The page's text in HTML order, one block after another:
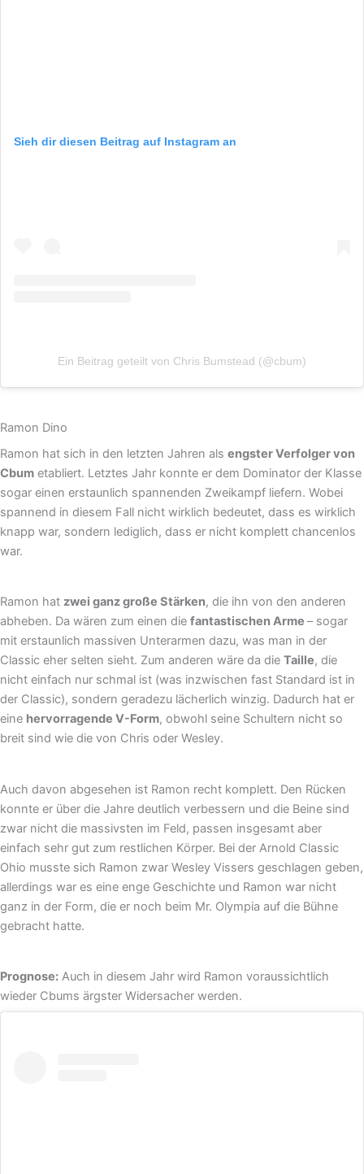
Sieh dir diesen Beitrag auf Instagram an
Ein Beitrag geteilt von Chris Bumstead (@cbum)
Ramon Dino
Ramon hat sich in den letzten Jahren als engster Verfolger von
Cbum etabliert. Letztes Jahr konnte er dem Dominator der Klasse
sogar einen erstaunlich spannenden Zweikampf liefern. Wobei
spannend in diesem Fall nicht wirklich bedeutet, dass es wirklich
knapp war, sondern lediglich, dass er nicht komplett chancenlos
war.
Ramon hat zwei ganz große Stärken, die ihn von den anderen
abheben. Da wären zum einen die fantastischen Arme – sogar
mit erstaunlich massiven Unterarmen dazu, was man in der
Classic eher selten sieht. Zum anderen wäre da die Taille, die
nicht einfach nur schmal ist (was inzwischen fast Standard ist in
der Classic), sondern geradezu lächerlich winzig. Dadurch hat er
eine hervorragende V-Form, obwohl seine Schultern nicht so
breit sind wie die von Chris oder Wesley.
Auch davon abgesehen ist Ramon recht komplett. Den Rücken
konnte er über die Jahre deutlich verbessern und die Beine sind
zwar nicht die massivsten im Feld, passen insgesamt aber
einfach sehr gut zum restlichen Körper. Bei der Arnold Classic
Ohio musste sich Ramon zwar Wesley Vissers geschlagen geben,
allerdings war es eine enge Geschichte und Ramon war nicht
ganz in der Form, die er noch beim Mr. Olympia auf die Bühne
gebracht hatte.
Prognose: Auch in diesem Jahr wird Ramon voraussichtlich
wieder Cbums ärgster Widersacher werden.